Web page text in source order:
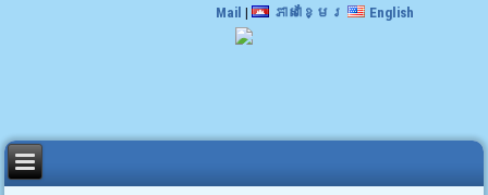
Mail | ភាសាខ្មែរ English